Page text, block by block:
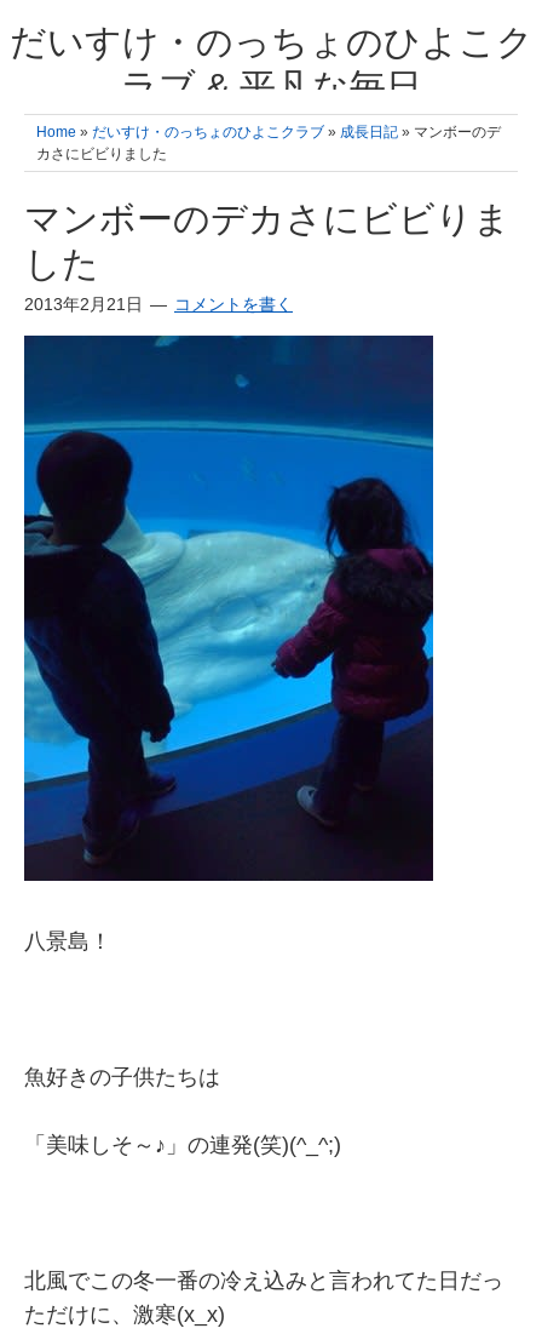
だいすけ・のっちょのひよこク
ラブ & 平凡な毎日
我が家の3人のひよこ成長日記と雑記 何十年後かに、大きくなったひよ
こ達とこの成長記を読み返すことを夢見て。& 3児ママの平凡日記 日々
の楽しいこと、便利グッズの紹介
Home » だいすけ・のっちょのひよこクラブ » 成長日記 » マンボーのデ
カさにビビりました
マンボーのデカさにビビりま
した
2013年2月21日 コメントを書く
八景島！
魚好きの子供たちは
「美味しそ～♪」の連発(笑)(^_^;)
北風でこの冬一番の冷え込みと言われてた日だっ
ただけに、激寒(x_x)